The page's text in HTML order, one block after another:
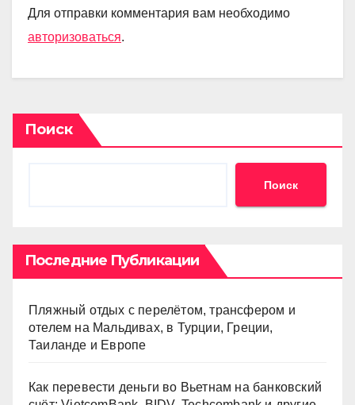
Для отправки комментария вам необходимо
авторизоваться.
Поиск
Поиск
Последние Публикации
Пляжный отдых с перелётом, трансфером и
отелем на Мальдивах, в Турции, Греции,
Таиланде и Европе
Как перевести деньги во Вьетнам на банковский